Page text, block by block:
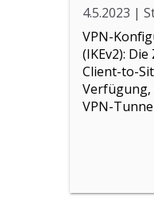
4.5.2023 |
VPN-
(IKEv2):
Client-to-
Verfügung,
VPN-